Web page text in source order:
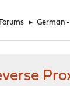
► German